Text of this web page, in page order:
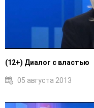
(12+) Диалог с властью
05 августа 2013